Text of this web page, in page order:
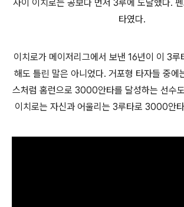
사이 이치로는 공보다 먼저 3루에 도달했다.
타였다.
이치로가 메이저리그에서 보낸 16년이 이 3루
해도 틀린 말은 아니었다. 거포형 타자들 중에
스처럼 홈런으로 3000안타를 달성하는 선수
이치로는 자신과 어울리는 3루타로 3000안